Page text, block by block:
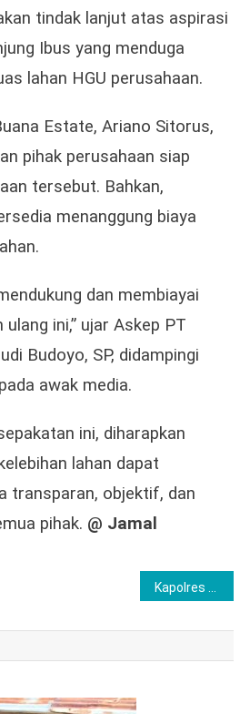
tindak lanjut atas aspirasi
Ibus yang menduga
lahan HGU perusahaan.
Estate, Ariano Sitorus,
pihak perusahaan siap
tersebut. Bahkan,
menanggung biaya
dan membiayai
ini,” ujar Askep PT
Budoyo, SP, didampingi
awak media.
ini, diharapkan
lahan dapat
transparan, objektif, dan
pihak. @ Jamal